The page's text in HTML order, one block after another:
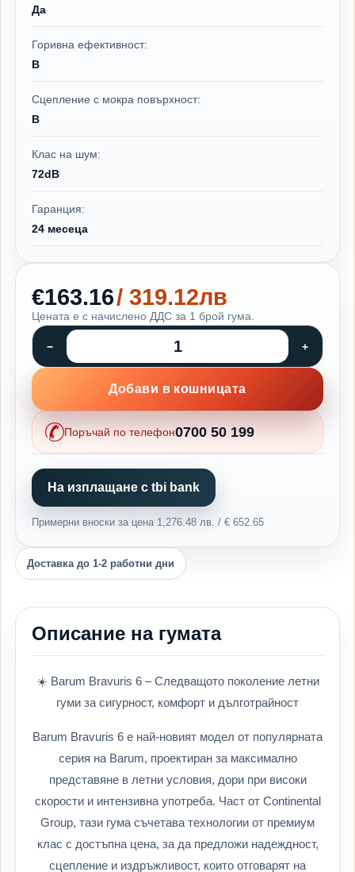
Да
Горивна ефективност:
B
Сцепление с мокра повърхност:
B
Клас на шум:
72dB
Гаранция:
24 месеца
€163.16/ 319.12лв
Цената е с начислено ДДС за 1 брой гума.
Добави в кошницата
Поръчай по телефон0700 50 199
На изплащане с tbi bank
Примерни вноски за цена 1,276.48 лв. / € 652.65
Доставка до 1-2 работни дни
Описание на гумата
☀️ Barum Bravuris 6 – Следващото поколение летни
гуми за сигурност, комфорт и дълготрайност
Barum Bravuris 6 е най-новият модел от популярната
серия на Barum, проектиран за максимално
представяне в летни условия, дори при високи
скорости и интензивна употреба. Част от Continental
Group, тази гума съчетава технологии от премиум
клас с достъпна цена, за да предложи надеждност,
сцепление и издръжливост, които отговарят на